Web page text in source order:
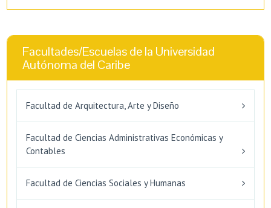
Facultades/Escuelas de la Universidad
Autónoma del Caribe
Facultad de Arquitectura, Arte y Diseño
Facultad de Ciencias Administrativas Económicas y
Contables
Facultad de Ciencias Sociales y Humanas